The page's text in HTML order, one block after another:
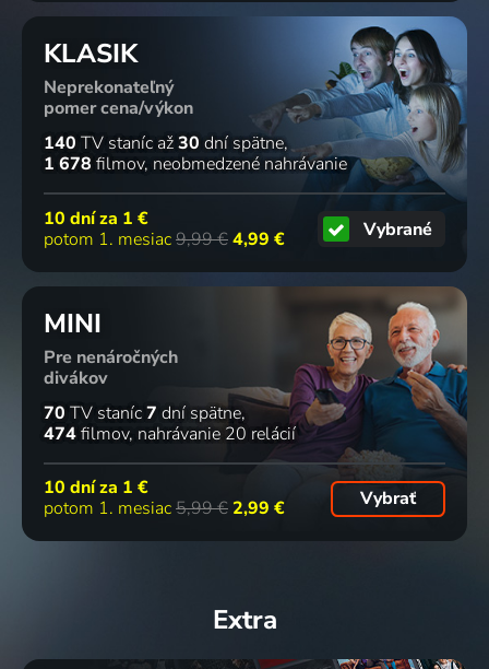
KLASIK
Neprekonateľný
pomer cena/výkon
140 TV staníc až30 dní spätne
1 678 filmov neobmedzené nahrávanie
10 dní za 1 €
potom 1. mesiac9,99 €4,99 € Vybrané
MINI
Pre nenáročných
divákov
70 TV staníc7 dní spätne
474filmov nahrávanie 20 relácií
10 dní za 1 €
potom 1. mesiac5,99 € 2,99 € Vybrať
Extra